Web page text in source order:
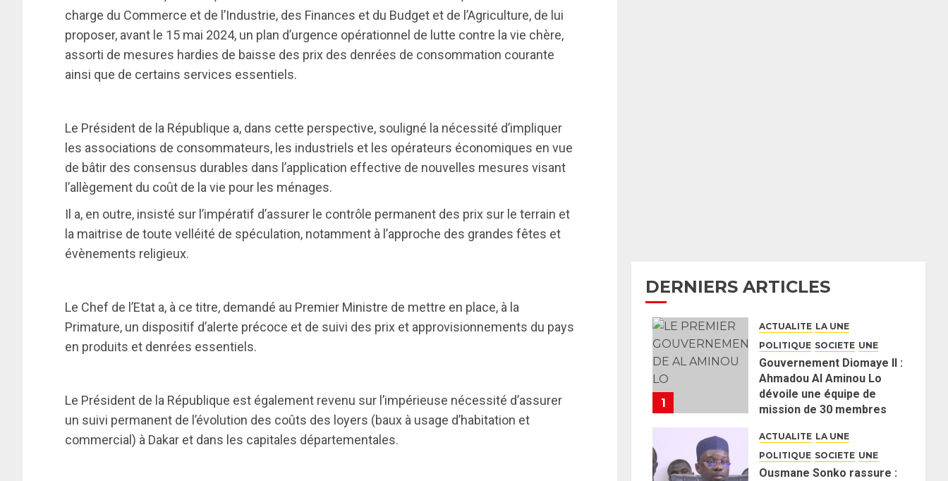
charge du Commerce et de l’Industrie, des Finances et du Budget et de l’Agriculture, de lui
proposer, avant le 15 mai 2024, un plan d’urgence opérationnel de lutte contre la vie chère,
assorti de mesures hardies de baisse des prix des denrées de consommation courante
ainsi que de certains services essentiels.
Le Président de la République a, dans cette perspective, souligné la nécessité d’impliquer
les associations de consommateurs, les industriels et les opérateurs économiques en vue
de bâtir des consensus durables dans l’application effective de nouvelles mesures visant
l’allègement du coût de la vie pour les ménages.
Il a, en outre, insisté sur l’impératif d’assurer le contrôle permanent des prix sur le terrain et
la maitrise de toute velléité de spéculation, notamment à l’approche des grandes fêtes et
évènements religieux.
Le Chef de l’Etat a, à ce titre, demandé au Premier Ministre de mettre en place, à la
Primature, un dispositif d’alerte précoce et de suivi des prix et approvisionnements du pays
en produits et denrées essentiels.
Le Président de la République est également revenu sur l’impérieuse nécessité d’assurer
un suivi permanent de l’évolution des coûts des loyers (baux à usage d’habitation et
commercial) à Dakar et dans les capitales départementales.
DERNIERS ARTICLES
1
ACTUALITE LA UNE
POLITIQUE SOCIETE UNE
Gouvernement Diomaye II :
Ahmadou Al Aminou Lo
dévoile une équipe de
mission de 30 membres
ACTUALITE LA UNE
POLITIQUE SOCIETE UNE
Ousmane Sonko rassure :